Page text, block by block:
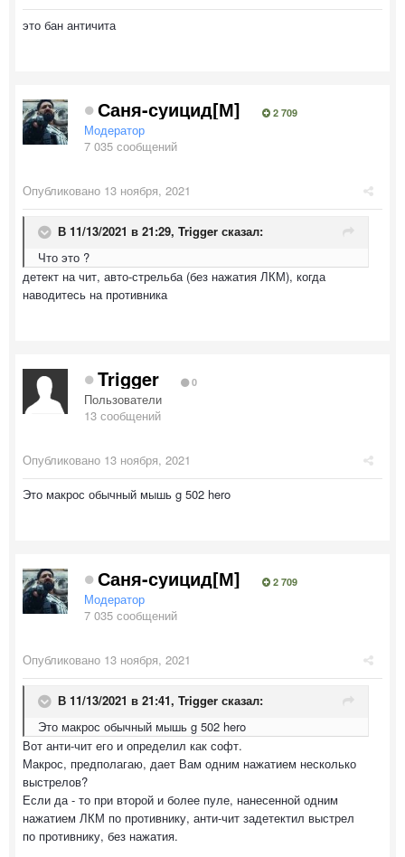
это бан античита
Саня-суицид[М] 2 709
Модератор
7 035 сообщений
Опубликовано 13 ноября, 2021
В 11/13/2021 в 21:29, Trigger сказал:
Что это ?
детект на чит, авто-стрельба (без нажатия ЛКМ), когда
наводитесь на противника
Trigger 0
Пользователи
13 сообщений
Опубликовано 13 ноября, 2021
Это макрос обычный мышь g 502 hero
Саня-суицид[М] 2 709
Модератор
7 035 сообщений
Опубликовано 13 ноября, 2021
В 11/13/2021 в 21:41, Trigger сказал:
Это макрос обычный мышь g 502 hero
Вот анти-чит его и определил как софт.
Макрос, предполагаю, дает Вам одним нажатием несколько
выстрелов?
Если да - то при второй и более пуле, нанесенной одним
нажатием ЛКМ по противнику, анти-чит задетектил выстрел
по противнику, без нажатия.